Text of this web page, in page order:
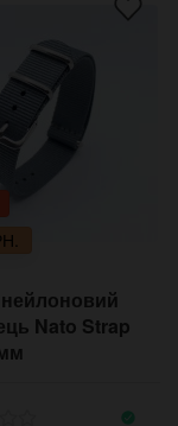
Nato Strap